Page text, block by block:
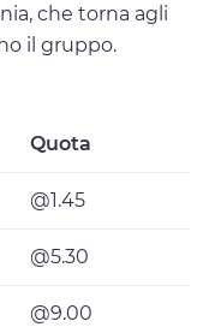
che torna agli
il gruppo.
Quota
@1.45
@5.30
@9.00